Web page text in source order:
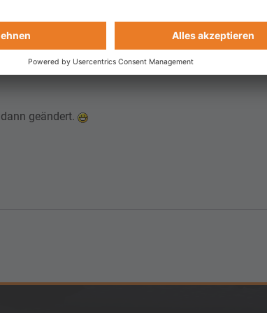
und muss hier Viktor recht geben.
investieren und bin jetzt echt gespannt wie Sie
geändert.